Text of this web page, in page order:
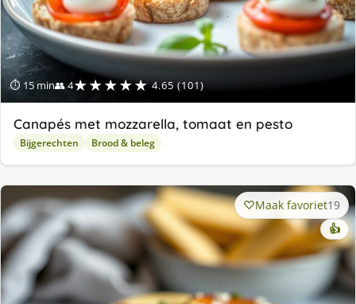
⏱ 15 min👥 4★★★★★ 4.65 (101)
Canapés met mozzarella, tomaat en pesto
Bijgerechten Brood & beleg
Maak favoriet19
👍